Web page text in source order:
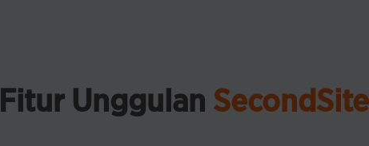
Fitur Unggulan SecondSite